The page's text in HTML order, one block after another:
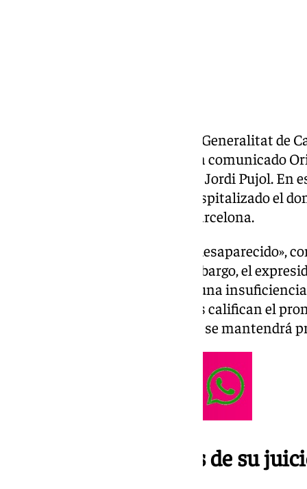
Por ahora, el expresidente de la Generalitat de
se encuentra estable. O así lo ha comunicado
de CiU en el Parlament e hijo de Jordi Pujol.
evolución «positiva» tras ser hospitalizado el
la Clínica Sagrada Família de Barcelona.
«La fiebre prácticamente le ha desaparecido»,
Andalucía Información. Sin embargo, el
respiratorio identificado como una
Además, señaló que los médicos califican el
adelantó que la hospitalización se mantendrá
Ingresado justo antes de su